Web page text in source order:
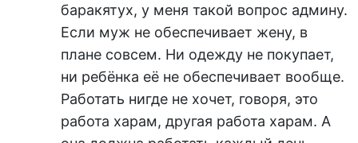
баракятух, у меня такой вопрос админу.
Если муж не обеспечивает жену, в
плане совсем. Ни одежду не покупает,
ни ребёнка её не обеспечивает вообще.
Работать нигде не хочет, говоря, это
работа харам, другая работа харам. А